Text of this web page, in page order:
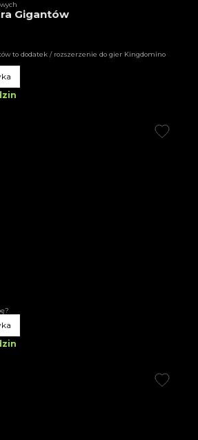
Gigantów
to dodatek / rozszerzenie do gier Kingdomino